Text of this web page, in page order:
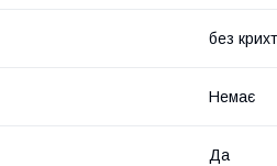
без
Немає
Да